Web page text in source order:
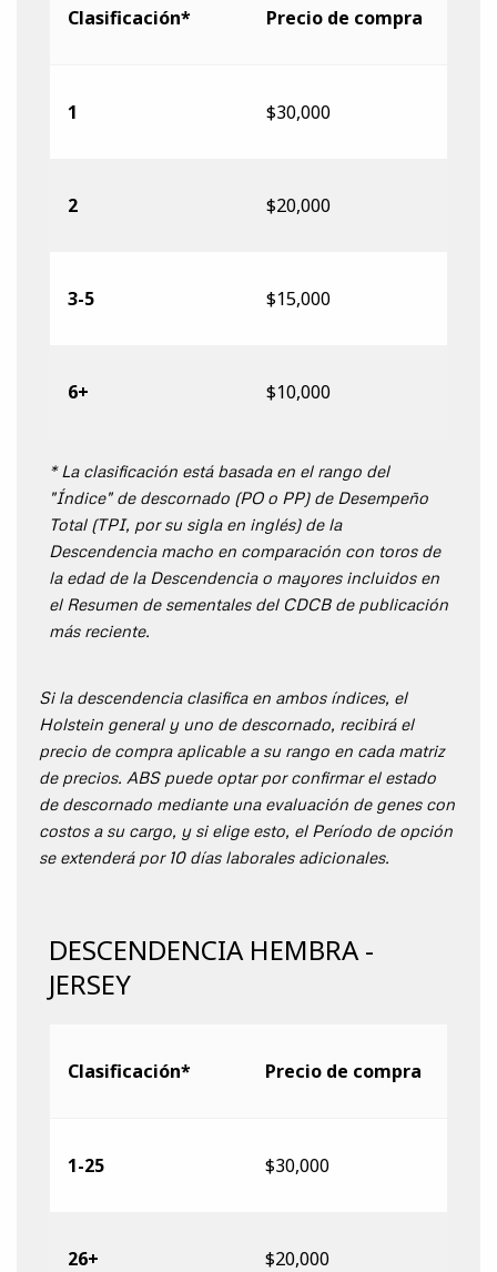
Clasificación* Precio de compra
1 $30,000
2 $20,000
3-5 $15,000
6+ $10,000
* La clasificación está basada en el rango del
"Índice" de descornado (PO o PP) de Desempeño
Total (TPI, por su sigla en inglés) de la
Descendencia macho en comparación con toros de
la edad de la Descendencia o mayores incluidos en
el Resumen de sementales del CDCB de publicación
más reciente.
Si la descendencia clasifica en ambos índices, el
Holstein general y uno de descornado, recibirá el
precio de compra aplicable a su rango en cada matriz
de precios. ABS puede optar por confirmar el estado
de descornado mediante una evaluación de genes con
costos a su cargo, y si elige esto, el Período de opción
se extenderá por 10 días laborales adicionales.
DESCENDENCIA HEMBRA -
JERSEY
Clasificación* Precio de compra
1-25 $30,000
26+ $20,000